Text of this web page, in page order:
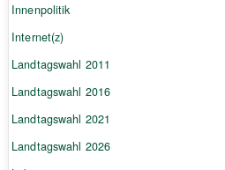
Innenpolitik
Internet(z)
Landtagswahl 2011
Landtagswahl 2016
Landtagswahl 2021
Landtagswahl 2026